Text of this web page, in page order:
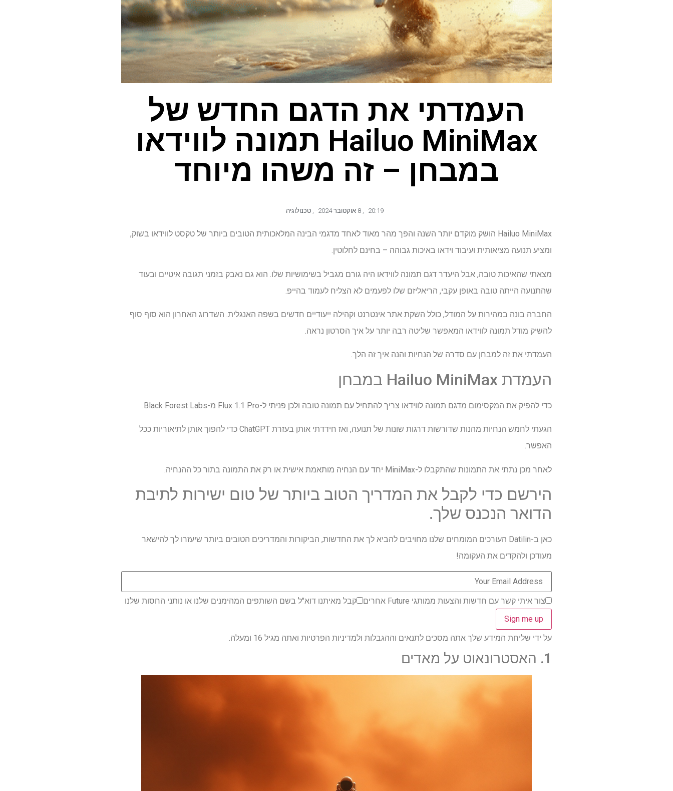
העמדתי את הדגם החדש של
Hailuo MiniMax תמונה לווידאו
במבחן – זה משהו מיוחד
20:19
, 8 אוקטובר 2024 , טכנולוגיה
Hailuo MiniMax הושק מוקדם יותר השנה והפך מהר מאוד לאחד מדגמי הבינה המלאכותית הטובים ביותר של טקסט לווידאו בשוק,
ומציע תנועה מציאותית ועיבוד וידאו באיכות גבוהה – בחינם לחלוטין.
מצאתי שהאיכות טובה, אבל היעדר דגם תמונה לווידאו היה גורם מגביל בשימושיות שלו. הוא גם נאבק בזמני תגובה איטיים ובעוד
שהתנועה הייתה טובה באופן עקבי, הריאליזם שלו לפעמים לא הצליח לעמוד בהייפ.
החברה בונה במהירות על המודל, כולל השקת אתר אינטרנט וקהילה ייעודיים חדשים בשפה האנגלית. השדרוג האחרון הוא סוף סוף
להשיק מודל תמונה לווידאו המאפשר שליטה רבה יותר על איך הסרטון נראה.
העמדתי את זה למבחן עם סדרה של הנחיות והנה איך זה הלך.
העמדת Hailuo MiniMax במבחן
כדי להפיק את המקסימום מדגם תמונה לווידאו צריך להתחיל עם תמונה טובה ולכן פניתי ל-Flux 1.1 Pro מ-Black Forest Labs.
הגעתי לחמש הנחיות מהנות שדורשות דרגות שונות של תנועה, ואז חידדתי אותן בעזרת ChatGPT כדי להפוך אותן לתיאוריות ככל
האפשר.
לאחר מכן נתתי את התמונות שהתקבלו ל-MiniMax יחד עם הנחיה מותאמת אישית או רק את התמונה בתור כל ההנחיה.
הירשם כדי לקבל את המדריך הטוב ביותר של טום ישירות לתיבת
הדואר הנכנס שלך.
כאן ב-Datilin העורכים המומחים שלנו מחויבים להביא לך את החדשות, הביקורות והמדריכים הטובים ביותר שיעזרו לך להישאר
מעודכן ולהקדים את העקומה!
צור איתי קשר עם חדשות והצעות ממותגי Future אחרים קבל מאיתנו דוא"ל בשם השותפים המהימנים שלנו או נותני החסות שלנו
על ידי שליחת המידע שלך אתה מסכים לתנאים וההגבלות ולמדיניות הפרטיות ואתה מגיל 16 ומעלה.
1. האסטרונאוט על מאדים